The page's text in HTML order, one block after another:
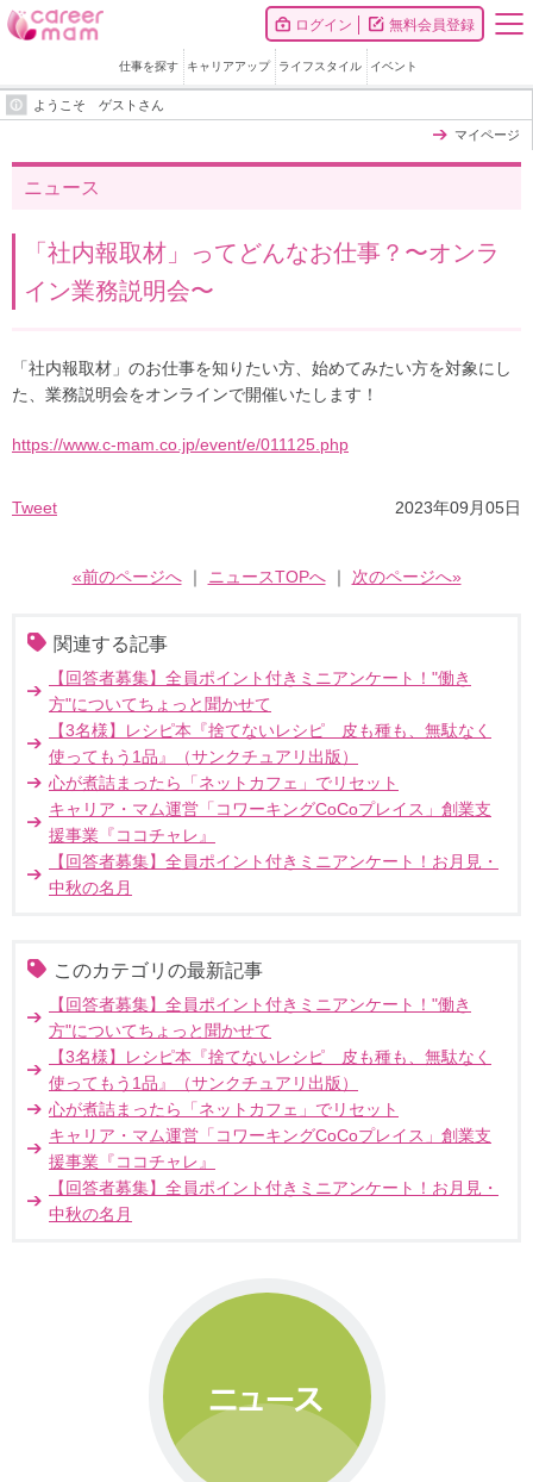
ログイン 無料会員登録
仕事を探す キャリアアップ ライフスタイル イベント
ようこそ ゲストさん
マイページ
ニュース
「社内報取材」ってどんなお仕事？〜オンラ
イン業務説明会〜
「社内報取材」のお仕事を知りたい方、始めてみたい方を対象にし
た、業務説明会をオンラインで開催いたします！
https://www.c-mam.co.jp/event/e/011125.php
Tweet 2023年09月05日
«前のページへ｜ ニュースTOPへ｜ 次のページへ»
関連する記事
【回答者募集】全員ポイント付きミニアンケート！"働き
方"についてちょっと聞かせて
【3名様】レシピ本『捨てないレシピ 皮も種も、無駄なく
使ってもう1品』（サンクチュアリ出版）
心が煮詰まったら「ネットカフェ」でリセット
キャリア・マム運営「コワーキングCoCoプレイス」創業支
援事業『ココチャレ』
【回答者募集】全員ポイント付きミニアンケート！お月見・
中秋の名月
このカテゴリの最新記事
【回答者募集】全員ポイント付きミニアンケート！"働き
方"についてちょっと聞かせて
【3名様】レシピ本『捨てないレシピ 皮も種も、無駄なく
使ってもう1品』（サンクチュアリ出版）
心が煮詰まったら「ネットカフェ」でリセット
キャリア・マム運営「コワーキングCoCoプレイス」創業支
援事業『ココチャレ』
【回答者募集】全員ポイント付きミニアンケート！お月見・
中秋の名月